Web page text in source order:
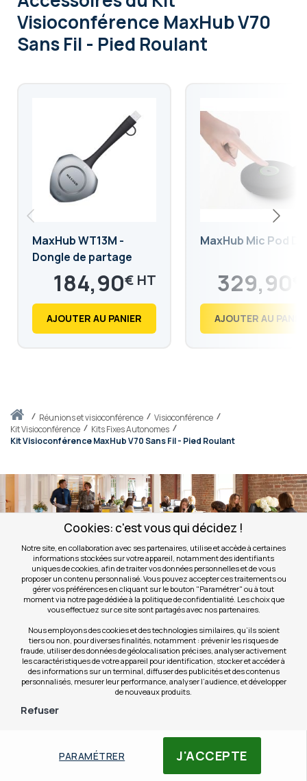
Accueilréunions et visioconférence
Visioconférence
Kit Visioconférence
Kits Fixes Autonomes
Kit Visioconférence MaxHub V70 Sans Fil - Pied Roulant
Visioconférence MaxHub V70
Sans Fil - Pied Roulant
MaxHub WT13M -
Dongle de partage
sans fil184,90€
221,88
AJOUTER AU PANIER
MaxHub Mic Pod
329,90
395,88
AJOUTER AU
J'ACCEPTE
PARAMÉTRER
Cookies: c'est vous qui décidez !
Notre site, en collaboration avec ses partenaires, utilise et accède à certaines
informations stockées sur votre appareil, notamment des identifiants
uniques de cookies, afin de traiter vos données personnelles et de vous
proposer un contenu personnalisé. Vous pouvez accepter ces traitements ou
gérer vos préférences en cliquant sur le bouton "Paramétrer" ou à tout
moment via notre page dédiée à la politique de confidentialité. Les choix que
vous effectuez sur ce site sont partagés avec nos partenaires.
Nous employons des cookies et des technologies similaires, qu’ils soient
tiers ou non, pour diverses finalités, notamment : prévenir les risques de
fraude, utiliser des données de géolocalisation précises, analyser activement
les caractéristiques de votre appareil pour identification, stocker et accéder à
des informations sur un terminal, diffuser des publicités et des contenus
personnalisés, mesurer leur performance, analyser l’audience, et développer
de nouveaux produits.
Refuser
Contactez-nous
Besoin d'une information produit, d'un devis ? Nos
équipes sont à votre écoute 7 jours sur 7 via le
Choisissez l'objet de votre demande et l'un de nos
spécialistes vous re-contactera dans les plus brefs
délais.
Contactez-nous